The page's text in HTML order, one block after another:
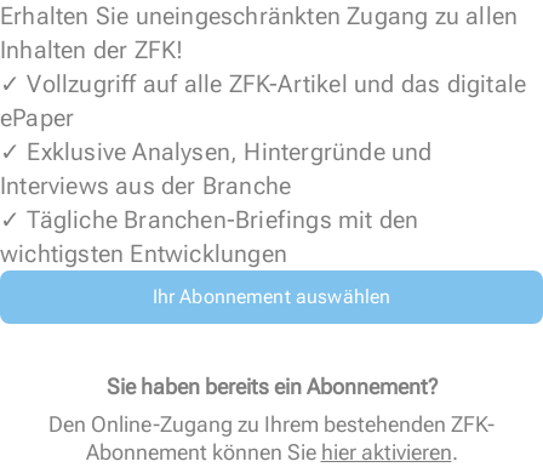
Erhalten Sie uneingeschränkten Zugang zu allen
Inhalten der ZFK!
✓ Vollzugriff auf alle ZFK-Artikel und das digitale
ePaper
✓ Exklusive Analysen, Hintergründe und
Interviews aus der Branche
✓ Tägliche Branchen-Briefings mit den
wichtigsten Entwicklungen
Ihr Abonnement auswählen
Sie haben bereits ein Abonnement?
Den Online-Zugang zu Ihrem bestehenden ZFK-
Abonnement können Sie hier aktivieren.